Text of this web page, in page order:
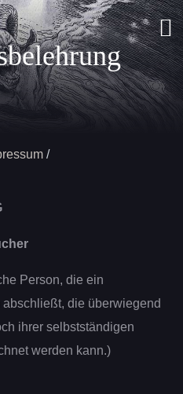
Person, die ein
die überwiegend
ihrer selbstständigen
werden kann.)